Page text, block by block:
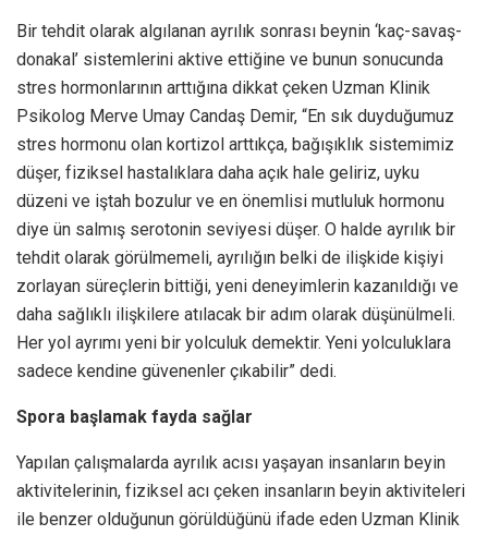
Bir tehdit olarak algılanan ayrılık sonrası beynin ‘kaç-savaş-
donakal’ sistemlerini aktive ettiğine ve bunun sonucunda
stres hormonlarının arttığına dikkat çeken Uzman Klinik
Psikolog Merve Umay Candaş Demir, “En sık duyduğumuz
stres hormonu olan kortizol arttıkça, bağışıklık sistemimiz
düşer, fiziksel hastalıklara daha açık hale geliriz, uyku
düzeni ve iştah bozulur ve en önemlisi mutluluk hormonu
diye ün salmış serotonin seviyesi düşer. O halde ayrılık bir
tehdit olarak görülmemeli, ayrılığın belki de ilişkide kişiyi
zorlayan süreçlerin bittiği, yeni deneyimlerin kazanıldığı ve
daha sağlıklı ilişkilere atılacak bir adım olarak düşünülmeli.
Her yol ayrımı yeni bir yolculuk demektir. Yeni yolculuklara
sadece kendine güvenenler çıkabilir” dedi.
Spora başlamak fayda sağlar
Yapılan çalışmalarda ayrılık acısı yaşayan insanların beyin
aktivitelerinin, fiziksel acı çeken insanların beyin aktiviteleri
ile benzer olduğunun görüldüğünü ifade eden Uzman Klinik